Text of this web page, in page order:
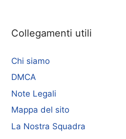
Collegamenti utili
Chi siamo
DMCA
Note Legali
Mappa del sito
La Nostra Squadra